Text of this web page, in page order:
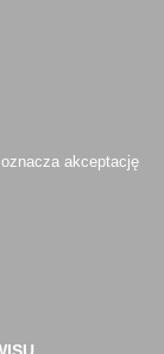
akceptację